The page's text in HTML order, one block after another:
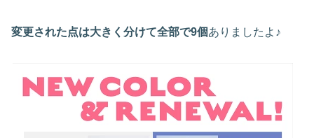
変更された点は大きく分けて全部で9個ありましたよ♪